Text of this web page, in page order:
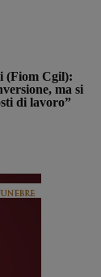
(Fiom Cgil):
ma si
di lavoro”